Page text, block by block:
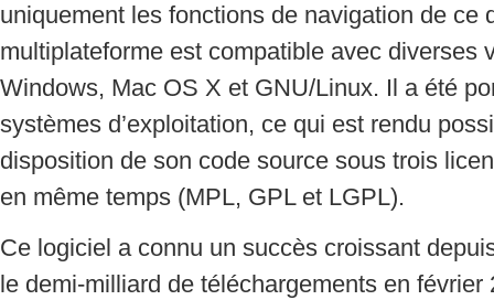
uniquement les fonctions de navigation de ce
multiplateforme est compatible avec diverses
Windows, Mac OS X et GNU/Linux. Il a été
systèmes d’exploitation, ce qui est rendu
disposition de son code source sous trois
en même temps (MPL, GPL et LGPL).
Ce logiciel a connu un succès croissant
le demi-milliard de téléchargements en